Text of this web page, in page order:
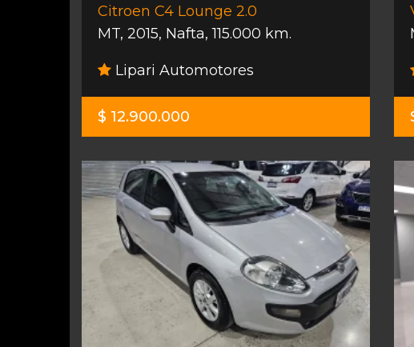
Citroen C4 Lounge 2.0
MT, 2015, Nafta,115.000 km.
Lipari Automotores
$ 12.900.000